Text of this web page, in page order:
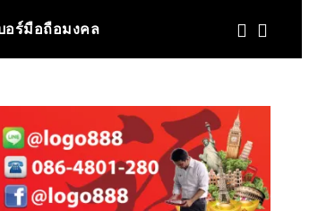
อร์มือถือมงคล